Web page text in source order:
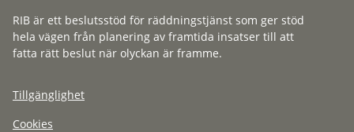
RIB är ett beslutsstöd för räddningstjänst som ger stöd
hela vägen från planering av framtida insatser till att
fatta rätt beslut när olyckan är framme.
Tillgänglighet
Cookies